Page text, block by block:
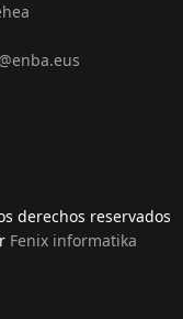
derechos reservados
Fenix informatika